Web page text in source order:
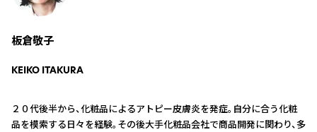
板倉敬子
KEIKO ITAKURA
２０代後半から、化粧品によるアトピー皮膚炎を発症。自分に合う化粧
品を模索する日々を経験。その後大手化粧品会社で商品開発に関わり、多